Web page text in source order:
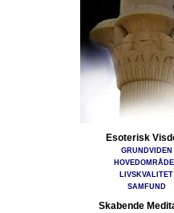
Esoterisk
GRUNDVIDEN
LIVSKVALITET
SAMFUND
Skabende